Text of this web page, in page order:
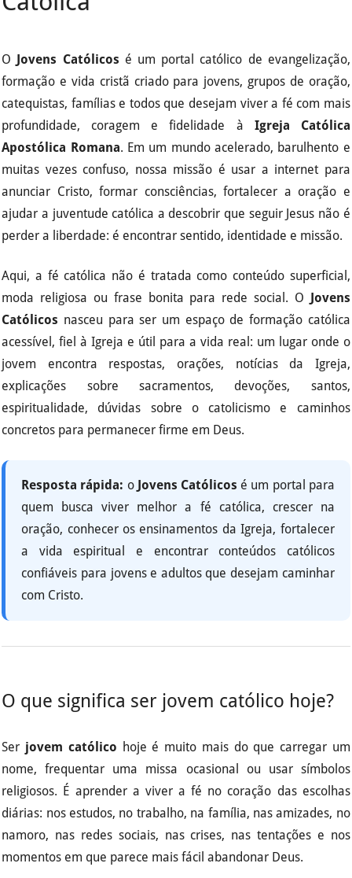
O Jovens Católicos é um portal católico de evangelização,
formação e vida cristã criado para jovens, grupos de oração,
catequistas, famílias e todos que desejam viver a fé com mais
profundidade, coragem e fidelidade à Igreja Católica
Apostólica Romana. Em um mundo acelerado, barulhento e
muitas vezes confuso, nossa missão é usar a internet para
anunciar Cristo, formar consciências, fortalecer a oração e
ajudar a juventude católica a descobrir que seguir Jesus não é
perder a liberdade: é encontrar sentido, identidade e missão.
Aqui, a fé católica não é tratada como conteúdo superficial,
moda religiosa ou frase bonita para rede social. O Jovens
Católicos nasceu para ser um espaço de formação católica
acessível, fiel à Igreja e útil para a vida real: um lugar onde o
jovem encontra respostas, orações, notícias da Igreja,
explicações sobre sacramentos, devoções, santos,
espiritualidade, dúvidas sobre o catolicismo e caminhos
concretos para permanecer firme em Deus.
Resposta rápida: o Jovens Católicos é um portal para
quem busca viver melhor a fé católica, crescer na
oração, conhecer os ensinamentos da Igreja, fortalecer
a vida espiritual e encontrar conteúdos católicos
confiáveis para jovens e adultos que desejam caminhar
com Cristo.
O que significa ser jovem católico hoje?
Ser jovem católico hoje é muito mais do que carregar um
nome, frequentar uma missa ocasional ou usar símbolos
religiosos. É aprender a viver a fé no coração das escolhas
diárias: nos estudos, no trabalho, na família, nas amizades, no
namoro, nas redes sociais, nas crises, nas tentações e nos
momentos em que parece mais fácil abandonar Deus.